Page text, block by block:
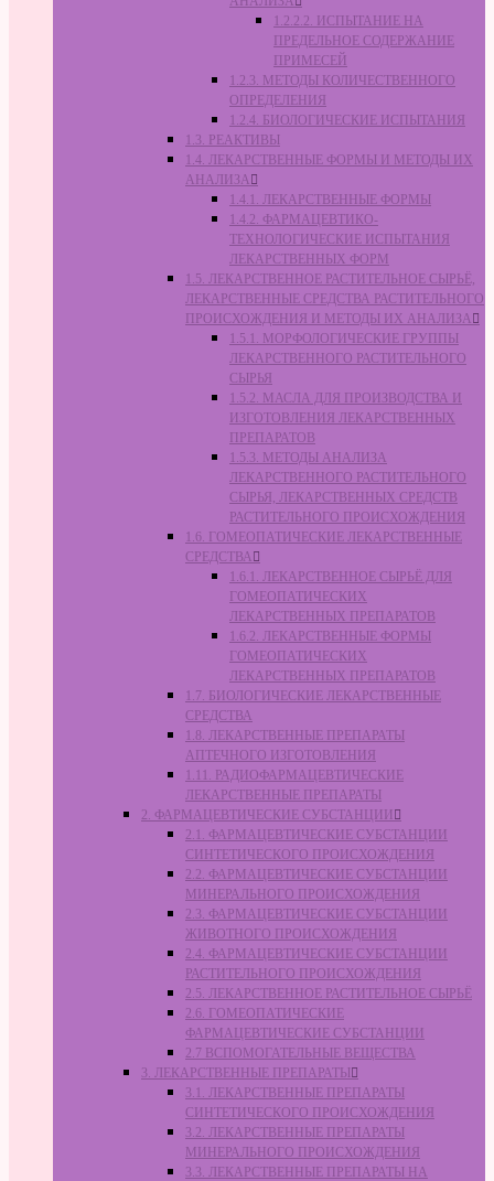
1.2.2.2. ИСПЫТАНИЕ НА
ПРЕДЕЛЬНОЕ СОДЕРЖАНИЕ
ПРИМЕСЕЙ
1.2.3. МЕТОДЫ КОЛИЧЕСТВЕННОГО
ОПРЕДЕЛЕНИЯ
1.2.4. БИОЛОГИЧЕСКИЕ ИСПЫТАНИЯ
1.3. РЕАКТИВЫ
1.4. ЛЕКАРСТВЕННЫЕ ФОРМЫ И МЕТОДЫ ИХ
АНАЛИЗА
1.4.1. ЛЕКАРСТВЕННЫЕ ФОРМЫ
1.4.2. ФАРМАЦЕВТИКО-
ТЕХНОЛОГИЧЕСКИЕ ИСПЫТАНИЯ
ЛЕКАРСТВЕННЫХ ФОРМ
1.5. ЛЕКАРСТВЕННОЕ РАСТИТЕЛЬНОЕ СЫРЬЁ,
ЛЕКАРСТВЕННЫЕ СРЕДСТВА РАСТИТЕЛЬНОГО
ПРОИСХОЖДЕНИЯ И МЕТОДЫ ИХ АНАЛИЗА
1.5.1. МОРФОЛОГИЧЕСКИЕ ГРУППЫ
ЛЕКАРСТВЕННОГО РАСТИТЕЛЬНОГО
СЫРЬЯ
1.5.2. МАСЛА ДЛЯ ПРОИЗВОДСТВА И
ИЗГОТОВЛЕНИЯ ЛЕКАРСТВЕННЫХ
ПРЕПАРАТОВ
1.5.3. МЕТОДЫ АНАЛИЗА
ЛЕКАРСТВЕННОГО РАСТИТЕЛЬНОГО
СЫРЬЯ, ЛЕКАРСТВЕННЫХ СРЕДСТВ
РАСТИТЕЛЬНОГО ПРОИСХОЖДЕНИЯ
1.6. ГОМЕОПАТИЧЕСКИЕ ЛЕКАРСТВЕННЫЕ
СРЕДСТВА
1.6.1. ЛЕКАРСТВЕННОЕ СЫРЬЁ ДЛЯ
ГОМЕОПАТИЧЕСКИХ
ЛЕКАРСТВЕННЫХ ПРЕПАРАТОВ
1.6.2. ЛЕКАРСТВЕННЫЕ ФОРМЫ
ГОМЕОПАТИЧЕСКИХ
ЛЕКАРСТВЕННЫХ ПРЕПАРАТОВ
1.7. БИОЛОГИЧЕСКИЕ ЛЕКАРСТВЕННЫЕ
СРЕДСТВА
1.8. ЛЕКАРСТВЕННЫЕ ПРЕПАРАТЫ
АПТЕЧНОГО ИЗГОТОВЛЕНИЯ
1.11. РАДИОФАРМАЦЕВТИЧЕСКИЕ
ЛЕКАРСТВЕННЫЕ ПРЕПАРАТЫ
2. ФАРМАЦЕВТИЧЕСКИЕ СУБСТАНЦИИ
2.1. ФАРМАЦЕВТИЧЕСКИЕ СУБСТАНЦИИ
СИНТЕТИЧЕСКОГО ПРОИСХОЖДЕНИЯ
2.2. ФАРМАЦЕВТИЧЕСКИЕ СУБСТАНЦИИ
МИНЕРАЛЬНОГО ПРОИСХОЖДЕНИЯ
2.3. ФАРМАЦЕВТИЧЕСКИЕ СУБСТАНЦИИ
ЖИВОТНОГО ПРОИСХОЖДЕНИЯ
2.4. ФАРМАЦЕВТИЧЕСКИЕ СУБСТАНЦИИ
РАСТИТЕЛЬНОГО ПРОИСХОЖДЕНИЯ
2.5. ЛЕКАРСТВЕННОЕ РАСТИТЕЛЬНОЕ СЫРЬЁ
2.6. ГОМЕОПАТИЧЕСКИЕ
ФАРМАЦЕВТИЧЕСКИЕ СУБСТАНЦИИ
2.7 ВСПОМОГАТЕЛЬНЫЕ ВЕЩЕСТВА
3. ЛЕКАРСТВЕННЫЕ ПРЕПАРАТЫ
3.1. ЛЕКАРСТВЕННЫЕ ПРЕПАРАТЫ
СИНТЕТИЧЕСКОГО ПРОИСХОЖДЕНИЯ
3.2. ЛЕКАРСТВЕННЫЕ ПРЕПАРАТЫ
МИНЕРАЛЬНОГО ПРОИСХОЖДЕНИЯ
3.3. ЛЕКАРСТВЕННЫЕ ПРЕПАРАТЫ НА